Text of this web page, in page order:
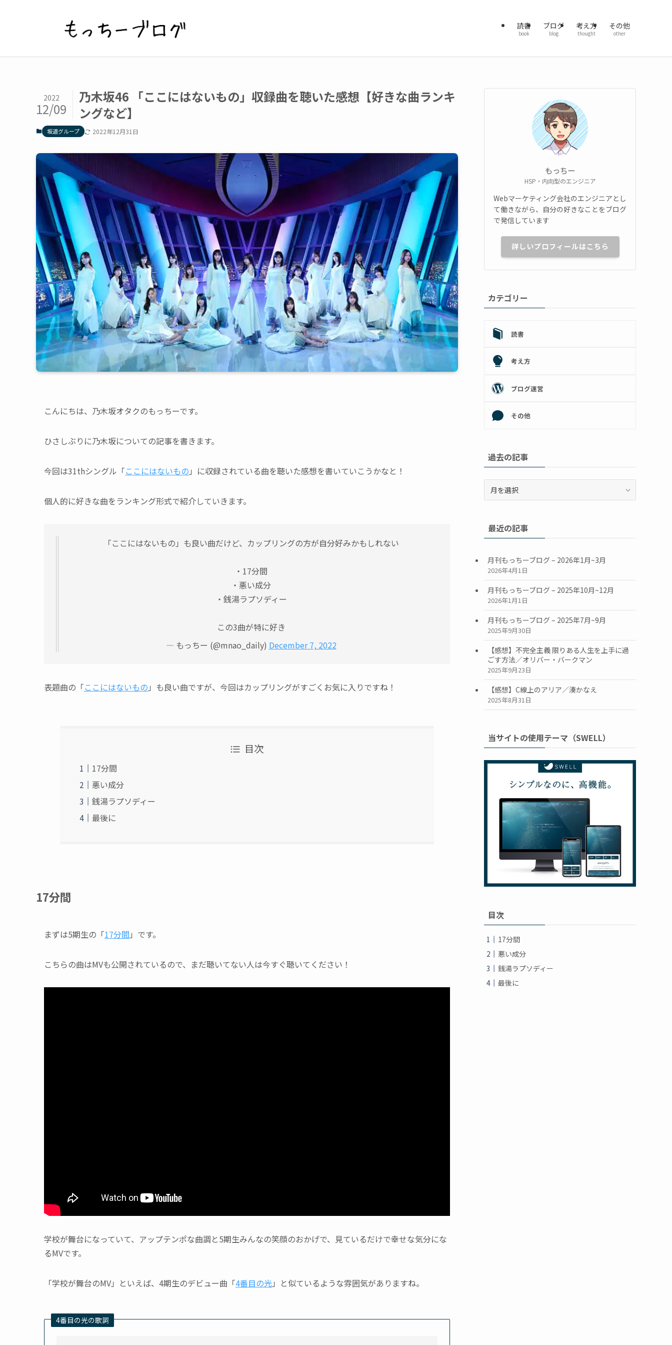
読書
book
ブログ
blog
考え方
thought
その他
other
乃木坂46 「ここにはないもの」収録曲を聴いた感想【好きな曲ランキ
ングなど】
2022
12/09
坂道グループ 2022年12月31日
こんにちは、乃木坂オタクのもっちーです。
ひさしぶりに乃木坂についての記事を書きます。
今回は31thシングル「ここにはないもの 」に収録されている曲を聴いた感想を書いていこうかなと！
個人的に好きな曲をランキング形式で紹介していきます。
「ここにはないもの」も良い曲だけど、カップリングの方が自分好みかもしれない
・17分間
・悪い成分
・銭湯ラプソディー
この3曲が特に好き
— もっちー (@mnao_daily) December 7, 2022
表題曲の「ここにはないもの 」も良い曲ですが、今回はカップリングがすごくお気に入りですね！
目次
17分間
悪い成分
銭湯ラプソディー
最後に
17分間
まずは5期生の「17分間 」です。
こちらの曲はMVも公開されているので、まだ聴いてない人は今すぐ聴いてください！
学校が舞台になっていて、アップテンポな曲調と5期生みんなの笑顔のおかげで、見ているだけで幸せな気分にな
るMVです。
「学校が舞台のMV」といえば、4期生のデビュー曲「4番目の光」と似ているような雰囲気がありますね。
4番目の光の歌詞
もっちー
HSP・内向型のエンジニア
Webマーケティング会社のエンジニアとし
て働きながら、自分の好きなことをブログ
で発信しています
詳しいプロフィールはこちら
カテゴリー
読書
考え方
ブログ運営
その他
過去の記事
事最近の記事
月刊もっちーブログ – 2026年1月~3月
2026年4月1日
月刊もっちーブログ – 2025年10月~12月
2026年1月1日
月刊もっちーブログ – 2025年7月~9月
2025年9月30日
【感想】不完全主義 限りある人生を上手に過
ごす方法／オリバー・バークマン
2025年9月23日
【感想】C線上のアリア／湊かなえ
2025年8月31日
当サイトの使用テーマ（SWELL）
目次
17分間
悪い成分
銭湯ラプソディー
最後に